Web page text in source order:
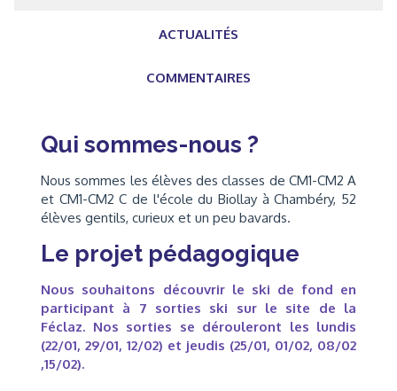
ACTUALITÉS
COMMENTAIRES
Qui sommes-nous ?
Nous sommes les élèves des classes de CM1-CM2 A
et CM1-CM2 C de l'école du Biollay à Chambéry, 52
élèves gentils, curieux et un peu bavards.
Le projet pédagogique
Nous souhaitons découvrir le ski de fond en
participant à 7 sorties ski sur le site de la
Féclaz. Nos sorties se dérouleront les lundis
(22/01, 29/01, 12/02) et jeudis (25/01, 01/02, 08/02
,15/02).